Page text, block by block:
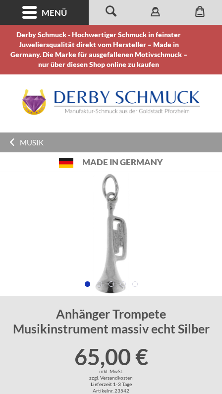
Derby Schmuck - Hochwertiger Schmuck in feinster
Juweliersqualität direkt vom Hersteller – Made in
Germany. Die Marke für ausgefallenen Motivschmuck –
nur über diesen Shop online zu kaufen
MENÜ
MUSIK
MADE IN GERMANY
Anhänger Trompete
Musikinstrument massiv echt Silber
65,00 €
inkl. MwSt.
zzgl. Versandkosten
Lieferzeit 1-3 Tage
Artikelnr. 23542